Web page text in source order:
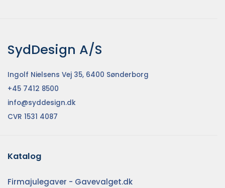
SydDesign A/S
Ingolf Nielsens Vej 35, 6400 Sønderborg
+45 7412 8500
info@syddesign.dk
CVR 1531 4087
Katalog
Firmajulegaver - Gavevalget.dk